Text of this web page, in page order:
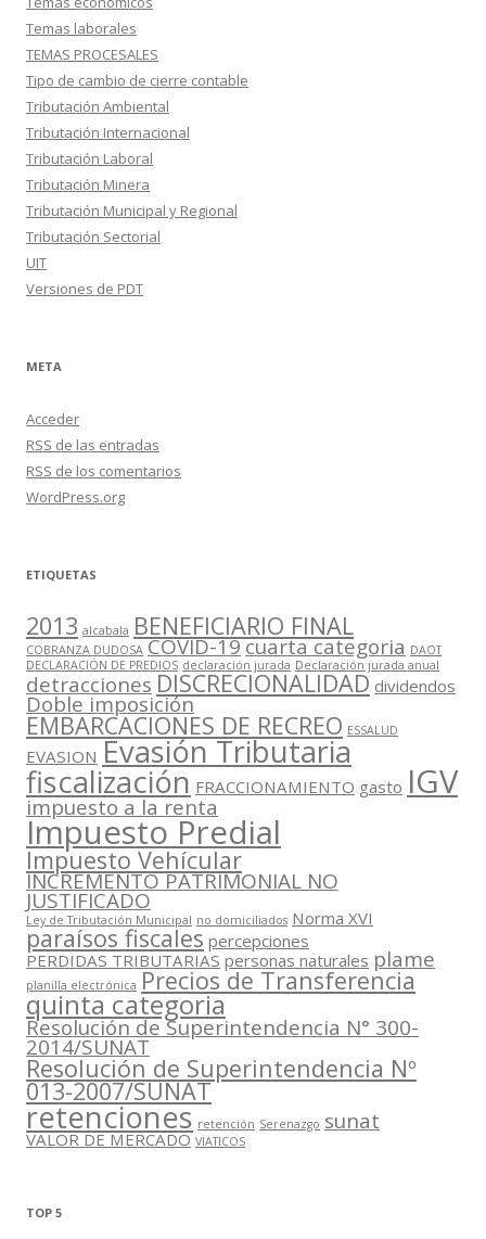
Temas laborales
TEMAS PROCESALES
Tipo de cambio de cierre contable
Tributación Ambiental
Tributación Internacional
Tributación Laboral
Tributación Minera
Tributación Municipal y Regional
Tributación Sectorial
UIT
Versiones de PDT
META
Acceder
RSS de las entradas
RSS de los comentarios
WordPress.org
ETIQUETAS
2013 alcabala BENEFICIARIO FINAL
COBRANZA DUDOSA COVID-19cuarta categoria DAOT
DECLARACIÓN DE PREDIOS declaración jurada Declaración jurada anual
detracciones DISCRECIONALIDAD dividendos
Doble imposición
EMBARCACIONES DE RECREO ESSALUD
EVASION Evasión Tributaria
fiscalización FRACCIONAMIENTO gasto IGV
impuesto a la renta
Impuesto Predial
Impuesto Vehícular
INCREMENTO PATRIMONIAL NO
JUSTIFICADO
Ley de Tributación Municipal no domiciliados Norma XVI
paraísos fiscales percepciones
PERDIDAS TRIBUTARIAS personas naturales plame
planilla electrónica Precios de Transferencia
quinta categoria
Resolución de Superintendencia N° 300-
2014/SUNAT
Resolución de Superintendencia Nº
013-2007/SUNAT
retenciones retención Serenazgo sunat
VALOR DE MERCADO VIATICOS
TOP 5